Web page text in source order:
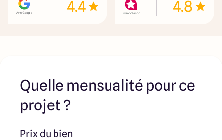
parution de l’annonce. En aucun cas Maisons ARLOGIS ou
ses collaborateurs ne sont propriétaires des terrains, ne
4.4 4.8
Quelle mensualité pour ce
projet ?
Prix du bien